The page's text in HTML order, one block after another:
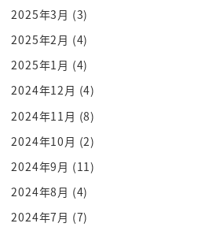
10人でなきゃって言って寝る布団
だけど1時間目れずにいたそんな
ます私もあります早く寝なきゃー
プレッシャーに支えられて22時に
ですよ
apple watch で計測したりし
てますよでもそのアプローチを示
わけですお前1時間布団の中でご
てただけだったなっても大グル死
2025年3月 (3)
2025年2月 (4)
2025年1月 (4)
2024年12月 (4)
2024年11月 (8)
2024年10月 (2)
2024年9月 (11)
2024年8月 (4)
2024年7月 (7)